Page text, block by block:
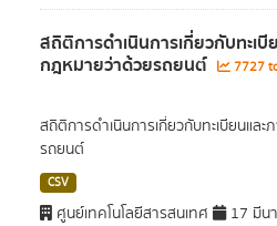
สถิติการดำเนินการเกี่ยวกับทะเ
กฎหมายว่าด้วยรถยนต์ 7727
สถิติการดำเนินการเกี่ยวกับทะเบียนแล
รถยนต์
CSV
ศูนย์เทคโนโลยีสารสนเทศ 17 มีน